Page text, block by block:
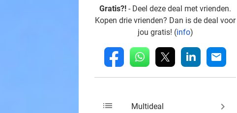
Gratis?! - Deel deze deal met vrienden.
Kopen drie vrienden? Dan is de deal voor
jou gratis! (info)
fb whatsapp linkedin mail
list Multideal keyboard_arrow_right